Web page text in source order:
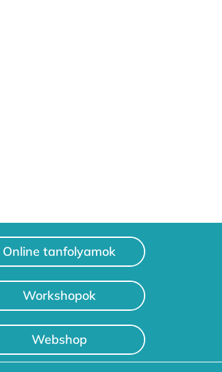
Online tanfolyamok
Workshopok
Webshop